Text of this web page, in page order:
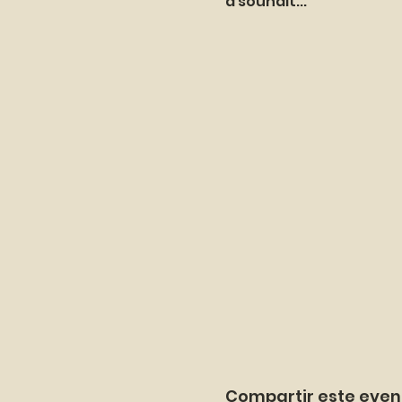
Compartir este